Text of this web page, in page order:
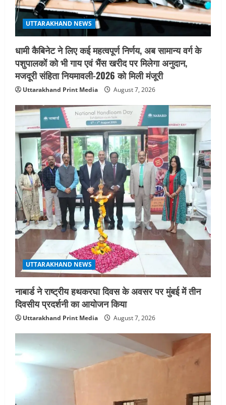
5
UTTARAKHAND NEWS
मिस उत्तराखंड 2026 के सब-कॉन्टेस्ट ‘मिस
ब्यूटीफुल आइज़’ एवं ‘मिस ब्यूटीफुल हेयर’ का
आयोजन
August 5, 2026
UTTARAKHAND NEWS
धामी कैबिनेट ने लिए कई महत्वपूर्ण निर्णय, अब सामान्य वर्ग के
पशुपालकों को भी गाय एवं भैंस खरीद पर मिलेगा अनुदान,
मजदूरी संहिता नियमावली-2026 को मिली मंजूरी
Uttarakhand Print Media August 7, 2026
UTTARAKHAND NEWS
नाबार्ड ने राष्ट्रीय हथकरघा दिवस के अवसर पर मुंबई में तीन
दिवसीय प्रदर्शनी का आयोजन किया
Uttarakhand Print Media August 7, 2026